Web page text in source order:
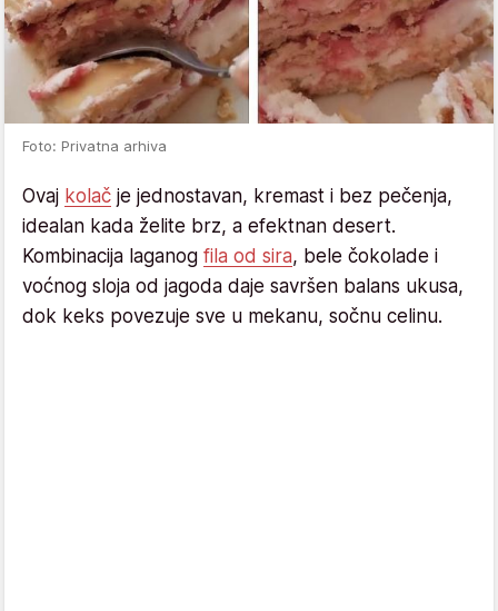
Foto: Privatna arhiva
Ovaj kolač je jednostavan, kremast i bez pečenja,
idealan kada želite brz, a efektnan desert.
Kombinacija laganog fila od sira, bele čokolade i
voćnog sloja od jagoda daje savršen balans ukusa,
dok keks povezuje sve u mekanu, sočnu celinu.